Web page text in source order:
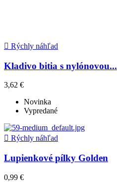
 Rýchly náhľad
Kladivo bitia s nylónovou...
3,62 €
Novinka
Vypredané
 Rýchly náhľad
Lupienkové pílky Golden
0,99 €